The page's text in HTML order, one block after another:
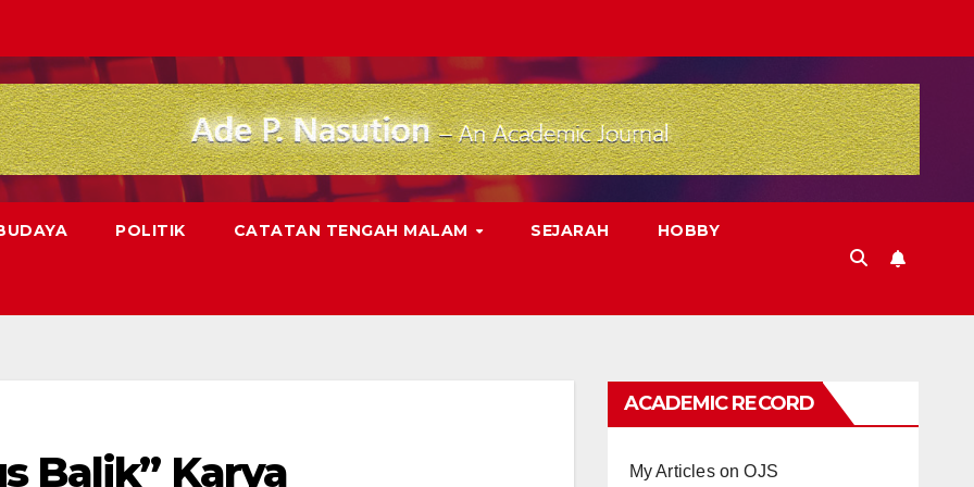
POLITIK CATATAN TENGAH MALAM SEJARAH HOBBY
Balik” Karya
ACADEMIC RECORD
My Articles on OJS